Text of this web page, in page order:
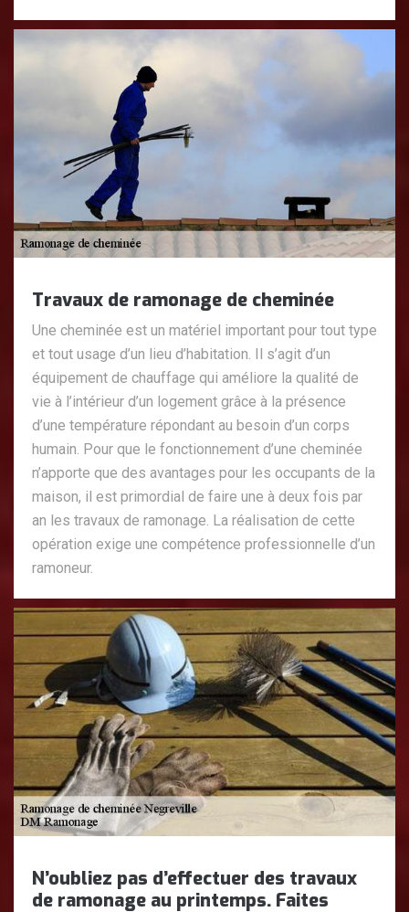
Travaux de ramonage de cheminée
Une cheminée est un matériel important pour tout type
et tout usage d’un lieu d’habitation. Il s’agit d’un
équipement de chauffage qui améliore la qualité de
vie à l’intérieur d’un logement grâce à la présence
d’une température répondant au besoin d’un corps
humain. Pour que le fonctionnement d’une cheminée
n’apporte que des avantages pour les occupants de la
maison, il est primordial de faire une à deux fois par
an les travaux de ramonage. La réalisation de cette
opération exige une compétence professionnelle d’un
ramoneur.
N’oubliez pas d’effectuer des travaux
de ramonage au printemps. Faites